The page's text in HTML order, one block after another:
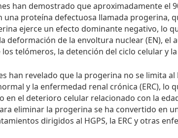
han demostrado que aproximadamente el
una proteína defectuosa llamada progerina,
ejerce un efecto dominante negativo, lo
deformación de la envoltura nuclear (EN), el
telómeros, la detención del ciclo celular y
han revelado que la progerina no se limita al
y la enfermedad renal crónica (ERC), lo
en el deterioro celular relacionado con la
eliminar la progerina se ha convertido en
dirigidos al HGPS, la ERC y otras